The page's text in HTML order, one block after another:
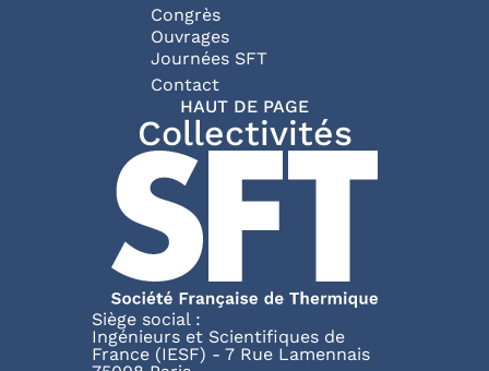
Congrès
Ouvrages
Journées SFT
Pied de page
Contact
HAUT DE PAGE
Collectivités
Siège social :
Ingénieurs et Scientifiques de
France (IESF) - 7 Rue Lamennais